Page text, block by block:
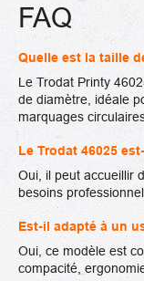
FAQ
Quelle est la taille
Le Trodat Printy
de diamètre, idéale
marquages
Le Trodat 46025
Oui, il peut accueillir
besoins
Est-il adapté à un
Oui, ce modèle est
compacité,